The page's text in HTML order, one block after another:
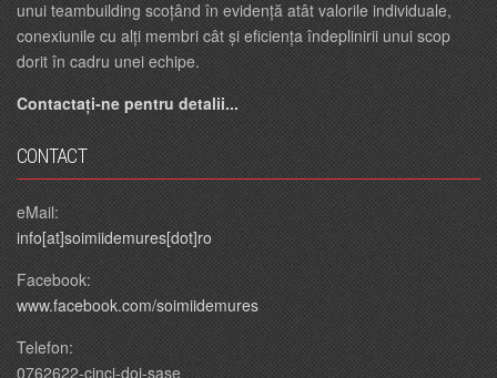
unui teambuilding scoțând în evidență atât valorile individuale,
conexiunile cu alți membri cât și eficiența îndeplinirii unui scop
dorit în cadru unei echipe.
Contactați-ne pentru detalii...
CONTACT
eMail:
info[at]soimiidemures[dot]ro
Facebook:
www.facebook.com/soimiidemures
Telefon:
0762622-cinci-doi-sase